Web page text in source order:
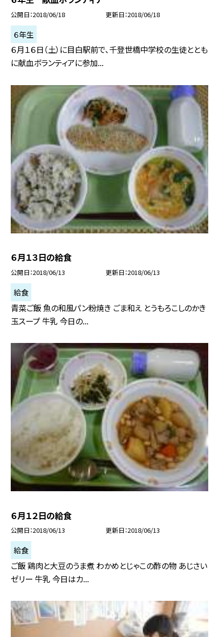
公開日 2018/06/18 更新日 2018/06/18
６年生
６月１６日（土）に目白駅前で、千登世橋中学校の生徒ととも
に献血ボランティアに参加...
６月１３日の給食
公開日 2018/06/13 更新日 2018/06/13
給食
青菜ご飯 魚の和風パン粉焼き ごま和え とうもろこしのかき
玉スープ 牛乳 今日の...
６月１２日の給食
公開日 2018/06/13 更新日 2018/06/13
給食
ご飯 鶏肉と大豆のうま煮 わかめとじゃこの酢の物 あじさい
ゼリー 牛乳 今日はカ...